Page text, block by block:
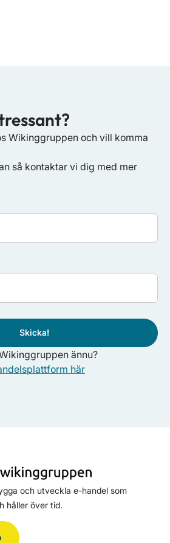
Wikinggruppen och vill komma
så kontaktar vi dig med mer
Skicka!
ännu?
här
och utveckla e-handel som
håller över tid.